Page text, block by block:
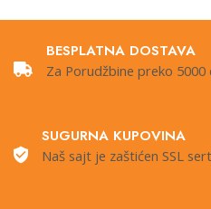
BESPLATNA DOSTAVA
Za Porudžbine preko 5000
SUGURNA KUPOVINA
Naš sajt je zaštićen SSL